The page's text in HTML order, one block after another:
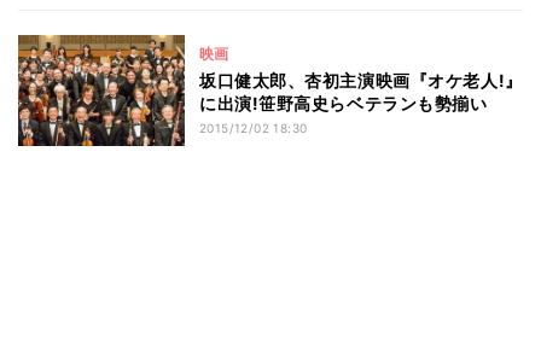
映画
坂口健太郎、杏初主演映画『オケ老人!』
に出演!笹野高史らベテランも勢揃い
2015/12/02 18:30